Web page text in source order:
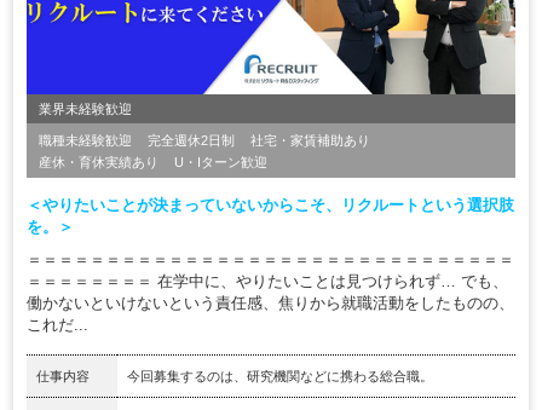
業界未経験歓迎
職種未経験歓迎 完全週休2日制
社宅・家賃補助あり
産休・育休実績あり
U・Iターン歓迎
＜やりたいことが決まっていないからこそ、リクルートという選択肢
を。＞
＝＝＝＝＝＝＝＝＝＝＝＝＝＝＝＝＝＝＝＝＝＝＝＝＝＝＝＝＝＝＝
＝＝＝＝＝＝＝＝ 在学中に、やりたいことは見つけられず… でも、
働かないといけないという責任感、焦りから就職活動をしたものの、
これだ...
仕事内容 今回募集するのは、研究機関などに携わる総合職。